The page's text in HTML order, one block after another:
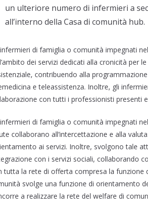
un ulteriore numero di infermieri a
all’interno della Casa di comunità hub.
di famiglia o comunità impegnati
dei servizi dedicati alla cronicità per
contribuendo alla
e teleassistenza. Inoltre, gli
con tutti i professionisti presenti
di famiglia o comunità impegnati
collaborano all’intercettazione e alla
ai servizi. Inoltre, svolgono tale
con i servizi sociali, collaborando
tutta la rete di offerta compresa la funzione
svolge una funzione di orientamento
a realizzare la rete del welfare di